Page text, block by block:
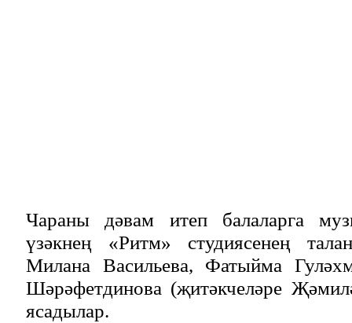
Чараны дәвам итеп балаларга
үзәкнең «Ритм» студиясенең
Милана Васильева, Фатыйма
Шәрәфетдинова (җитәкчеләре
ясадылар.